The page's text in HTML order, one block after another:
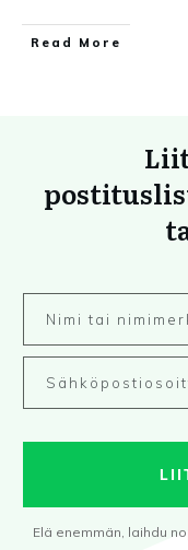
Read More
Elä enemmän, laihdu